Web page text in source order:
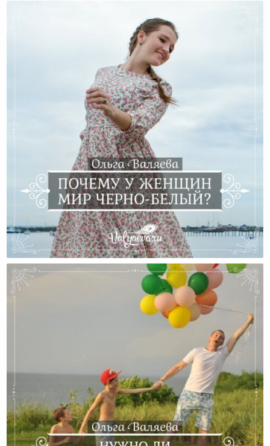
Почему У Женщин Мир Черно-Белый?